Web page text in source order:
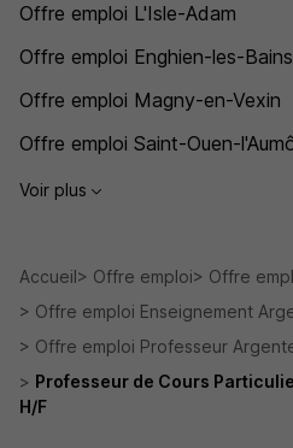
Offre emploi L'Isle-Adam
Offre emploi Enghien-les-Bains
Offre emploi Magny-en-Vexin
Offre emploi Saint-Ouen-
Voir plus
Accueil Offre emploi
Offre
Offre emploi Enseignement
Offre emploi Professeur
Professeur de Cours
H/F